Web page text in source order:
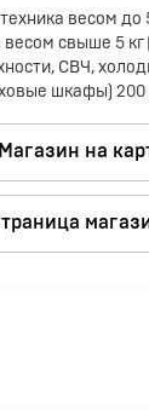
весом до
весом свыше 5
СВЧ,
шкафы) 200
Магазин на